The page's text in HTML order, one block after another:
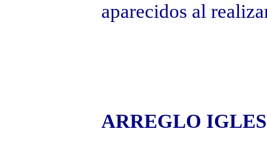
aparecidos al
ARREGLO